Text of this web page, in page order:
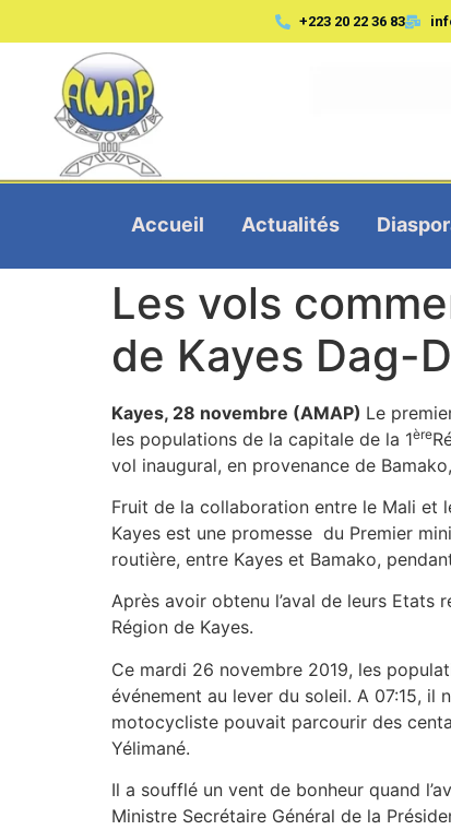
+223 20 22 36 83
Accueil Actualités
Les vols
de Kayes Dag-
Kayes, 28 novembre (AMAP) Le
les populations de la capitale de la 1ère
vol inaugural, en provenance de
Fruit de la collaboration entre le Mali et
Kayes est une promesse du Premier
routière, entre Kayes et Bamako,
Après avoir obtenu l’aval de leurs
Région de Kayes.
Ce mardi 26 novembre 2019, les
événement au lever du soleil. A 07:15, il
motocycliste pouvait parcourir des
Yélimané.
Il a soufflé un vent de bonheur quand
Ministre Secrétaire Général de la